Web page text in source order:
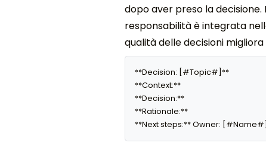
dopo aver preso la
responsabilità è integrata
qualità delle decisioni
**Decision: [#Topic#]**
**Context:**
**Decision:**
**Rationale:**
**Next steps:** Owner: